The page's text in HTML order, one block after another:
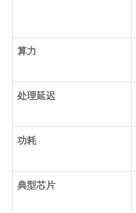
算力
处理延迟
功耗
典型芯片